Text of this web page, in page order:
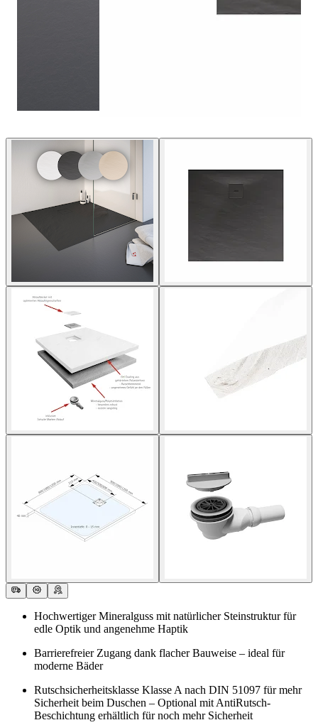
Hochwertiger Mineralguss mit natürlicher Steinstruktur für
edle Optik und angenehme Haptik
Barrierefreier Zugang dank flacher Bauweise – ideal für
moderne Bäder
Rutschsicherheitsklasse Klasse A nach DIN 51097 für mehr
Sicherheit beim Duschen – Optional mit AntiRutsch-
Beschichtung erhältlich für noch mehr Sicherheit